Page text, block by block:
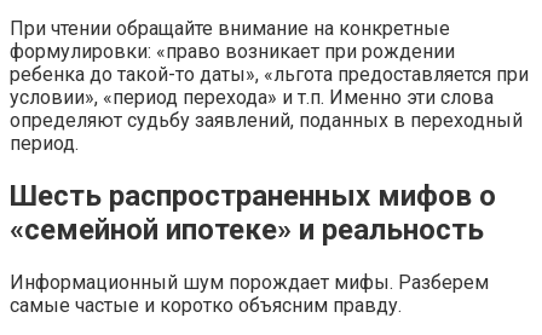
При чтении обращайте внимание на конкретные
формулировки: «право возникает при рождении
ребенка до такой-то даты», «льгота предоставляется при
условии», «период перехода» и т.п. Именно эти слова
определяют судьбу заявлений, поданных в переходный
период.
Шесть распространенных мифов о
«семейной ипотеке» и реальность
Информационный шум порождает мифы. Разберем
самые частые и коротко объясним правду.